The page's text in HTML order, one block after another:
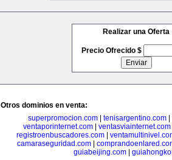
Realizar una Oferta
Precio Ofrecido $
Otros dominios en venta:
superpromocion.com
tenisargentino.com
ventaporinternet.com
ventasviainternet.com
registroenbuscadores.com
camaraseguridad.com
guiabeijing.com|